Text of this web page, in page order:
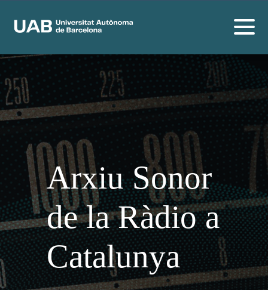
Arxiu Sonor
de la Ràdio a
Catalunya